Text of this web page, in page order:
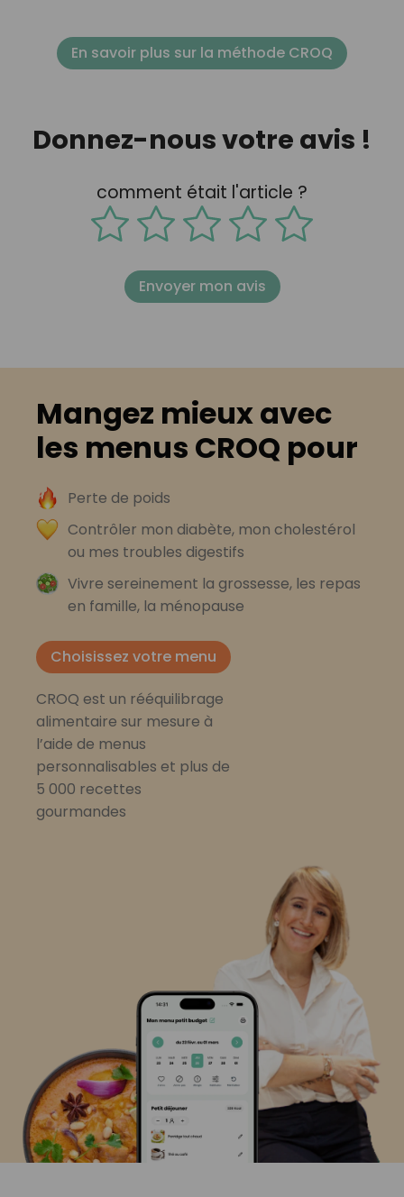
En savoir plus sur la méthode CROQ
Donnez-nous votre avis !
comment était l'article ?
Envoyer mon avis
Mangez mieux avec
les menus CROQ pour
Perte de poids
Contrôler mon diabète, mon cholestérol
ou mes troubles digestifs
Vivre sereinement la grossesse, les repas
en famille, la ménopause
Choisissez votre menu
CROQ est un rééquilibrage
alimentaire sur mesure à
l’aide de menus
personnalisables et plus de
5 000 recettes
gourmandes